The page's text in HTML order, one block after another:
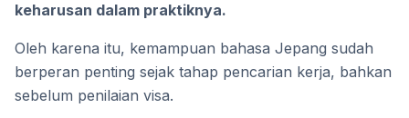
keharusan dalam praktiknya.
Oleh karena itu, kemampuan bahasa Jepang sudah
berperan penting sejak tahap pencarian kerja, bahkan
sebelum penilaian visa.